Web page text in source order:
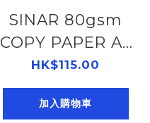
SINAR 80gsm
COPY PAPER A3
- LAVENDER
(#185)
406636650
HK$115.00
加入購物車